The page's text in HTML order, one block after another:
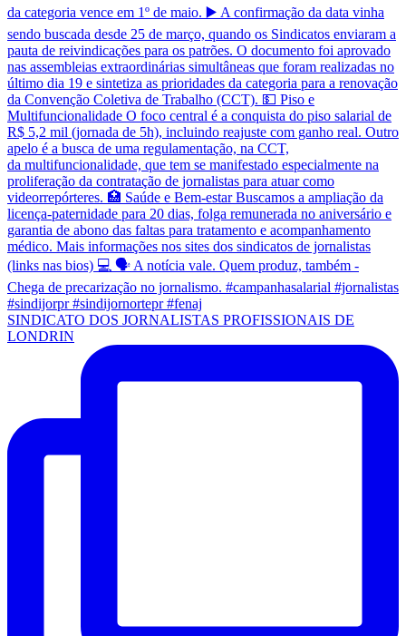
SINDICATO DOS JORNALISTAS PROFISSIONAIS DE
LONDRIN